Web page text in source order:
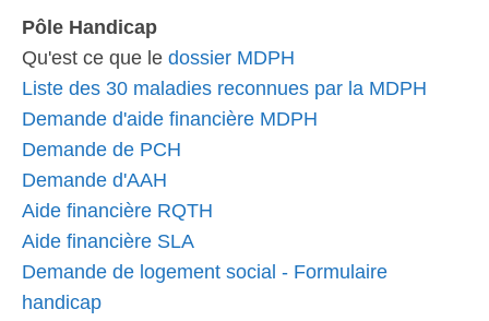
Pôle Handicap
Qu'est ce que le dossier MDPH
Liste des 30 maladies reconnues par la MDPH
Demande d'aide financière MDPH
Demande de PCH
Demande d'AAH
Aide financière RQTH
Aide financière SLA
Demande de logement social - Formulaire
handicap